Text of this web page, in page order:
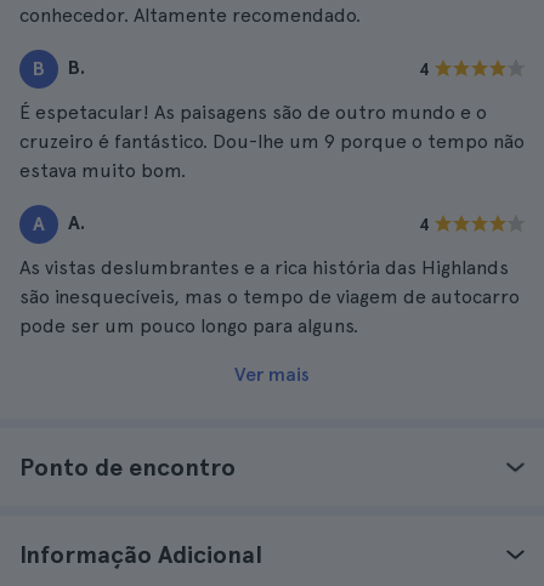
conhecedor. Altamente recomendado.
B B. 4
É espetacular! As paisagens são de outro mundo e o
cruzeiro é fantástico. Dou-lhe um 9 porque o tempo não
estava muito bom.
A A. 4
As vistas deslumbrantes e a rica história das Highlands
são inesquecíveis, mas o tempo de viagem de autocarro
pode ser um pouco longo para alguns.
Ver mais
Ponto de encontro
Informação Adicional